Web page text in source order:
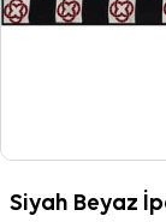
Siyah Beyaz